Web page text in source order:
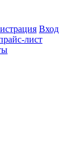
Вход
лист